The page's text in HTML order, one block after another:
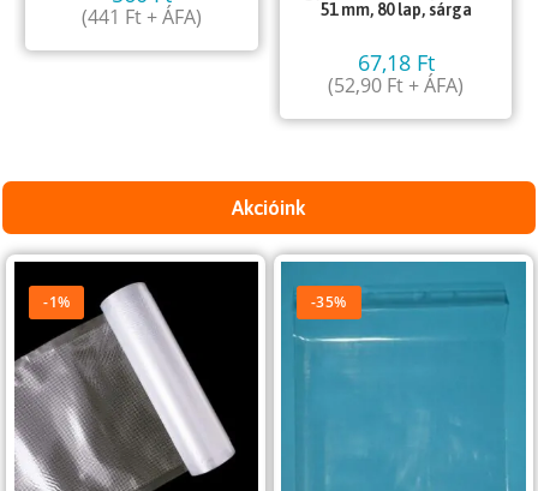
(441 Ft+ ÁFA)
51 mm, 80 lap, sárga
67,18 Ft
(52,90 Ft+ ÁFA)
Akcióink
-1% -35%